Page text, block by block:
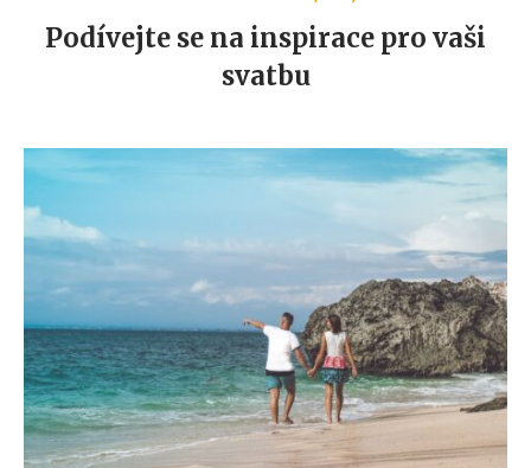
Podívejte se na inspirace pro vaši
svatbu